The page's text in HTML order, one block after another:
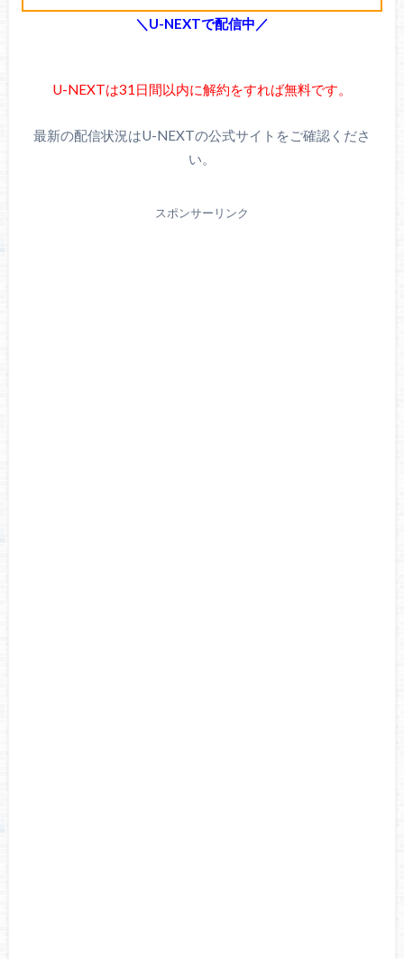
＼U-NEXTで配信中／
U-NEXTは31日間以内に解約をすれば無料です。
最新の配信状況はU-NEXTの公式サイトをご確認くださ
い。
スポンサーリンク